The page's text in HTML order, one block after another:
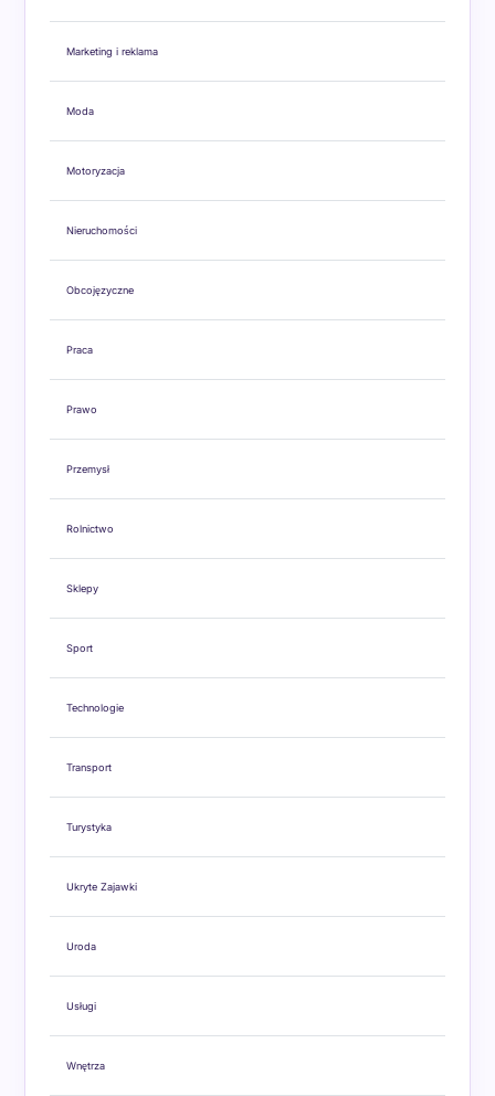
Marketing i reklama
Moda
Motoryzacja
Nieruchomości
Obcojęzyczne
Praca
Prawo
Przemysł
Rolnictwo
Sklepy
Sport
Technologie
Transport
Turystyka
Ukryte Zajawki
Uroda
Usługi
Wnętrza